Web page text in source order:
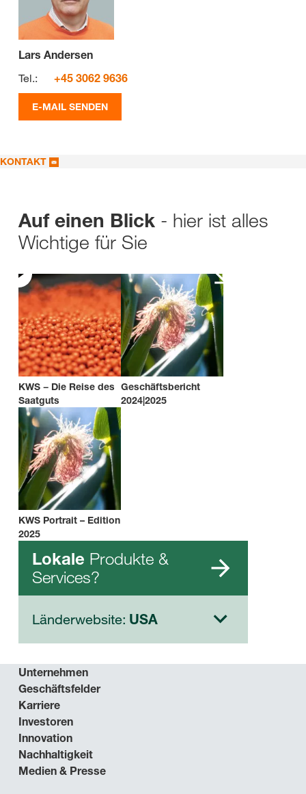
Lars Andersen
Tel.:
+45 3062 9636
E-MAIL SENDEN
KONTAKT
Auf einen Blick - hier ist alles
Wichtige für Sie
KWS − Die Reise des
Saatguts
Geschäftsbericht
2024|2025
KWS Portrait – Edition
2025
Lokale Produkte &
Services?
Länderwebsite: USA
Unternehmen
Geschäftsfelder
Karriere
Investoren
Innovation
Nachhaltigkeit
Medien & Presse